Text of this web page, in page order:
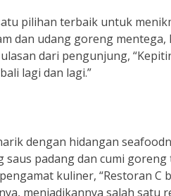
pilihan terbaik untuk
dan udang goreng
dari pengunjung,
lagi dan lagi.”
dengan hidangan
saus padang dan cumi
kuliner, “Restoran C
menjadikannya salah satu